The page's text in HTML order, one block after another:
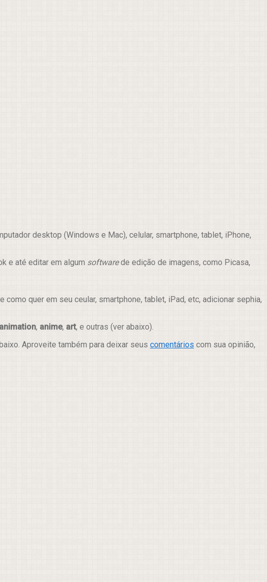
desktop (Windows e Mac), celular, smartphone, tablet, iPhone,
e até editar em algum softwarede edição de imagens, como Picasa,
quer em seu ceular, smartphone, tablet, iPad, etc, adicionar sephia,
animation, anime, art, e outras (ver abaixo).
Aproveite também para deixar seus comentários com sua opinião,